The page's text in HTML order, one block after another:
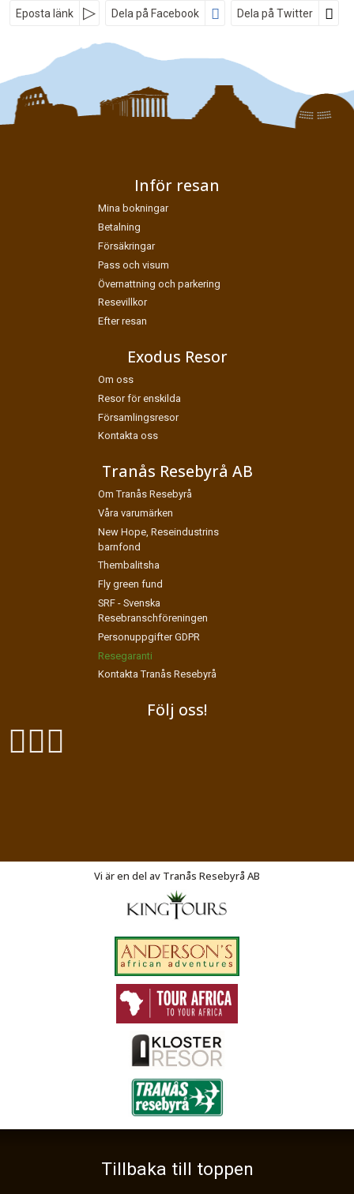
Nyhetsbrev
Fyll i denna kod. Detta används för att kontrollera att det inte är
Läs vår dataskyddspolicy här » *
Eposta länk Dela på Facebook Dela på Twitter
Inför resan
Mina bokningar
Betalning
Försäkringar
Pass och visum
Övernattning och parkering
Resevillkor
Efter resan
Exodus Resor
Om oss
Resor för enskilda
Församlingsresor
Kontakta oss
Tranås Resebyrå AB
Om Tranås Resebyrå
Våra varumärken
New Hope, Reseindustrins
barnfond
Thembalitsha
Fly green fund
SRF - Svenska
Resebranschföreningen
Personuppgifter GDPR
Resegaranti
Kontakta Tranås Resebyrå
Följ oss!
SE-573 31Tranås
Telefon046 14 05 90
info@exodusresor.se2026
Vi är en del av Tranås Resebyrå AB
Tillbaka till toppen